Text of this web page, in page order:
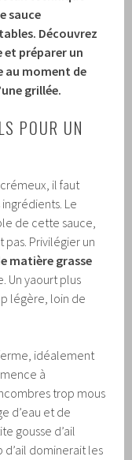
sauce
Découvrez
préparer un
au moment de
grillée.
POUR UN
il faut
Le
de cette sauce,
pas. Privilégier un
matière grasse
Un yaourt plus
légère, loin de
idéalement
à
trop mous
d’eau et de
gousse d’ail
dominerait les